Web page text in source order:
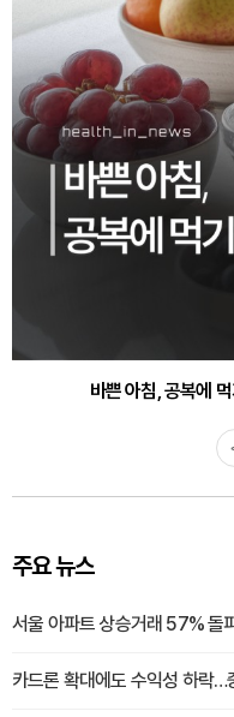
바쁜 아침, 공복에
주요 뉴스
서울 아파트 상승거래 57% 돌
카드론 확대에도 수익성 하락…